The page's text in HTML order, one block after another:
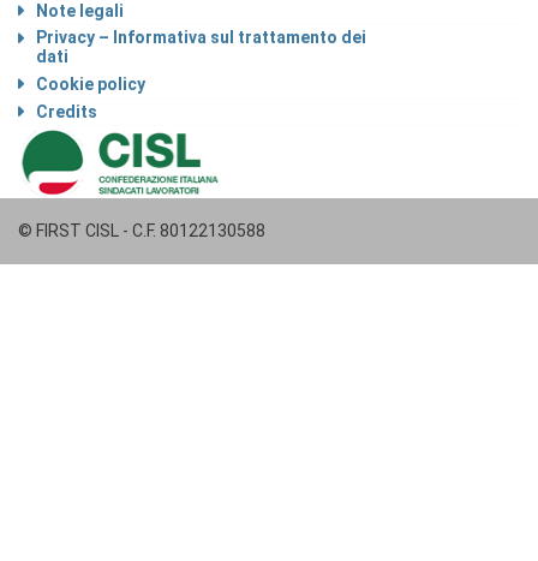
Note legali
Privacy – Informativa sul trattamento dei
dati
Cookie policy
Credits
© FIRST CISL - C.F. 80122130588